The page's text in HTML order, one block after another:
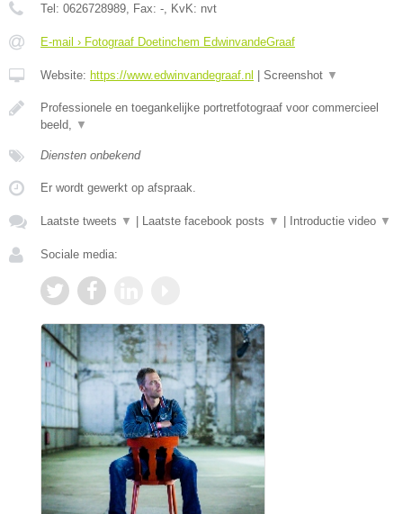
Tel: 0626728989 , Fax: - , KvK: nvt
E-mail › Fotograaf Doetinchem EdwinvandeGraaf
Website: https://www.edwinvandegraaf.nl Screenshot ▼
Professionele en toegankelijke portretfotograaf voor commercieel
beeld,
▼
Diensten onbekend
Er wordt gewerkt op afspraak.
Laatste tweets ▼ Laatste facebook posts ▼ Introductie video ▼
Sociale media: